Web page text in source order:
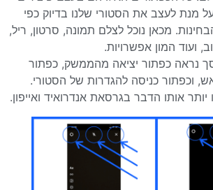
מנת לעצב את הסטורי שלנו בדיוק כפי
מכאן נוכל לצלם תמונה, סרטון, ריל,
ועוד המון אפשרויות.
נראה כפתור יציאה מהממשק, כפתור
וכפתור כניסה להגדרות של הסטורי.
אותו הדבר בגרסאת אנדרואיד ואייפון.